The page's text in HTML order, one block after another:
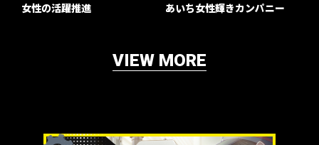
女性の活躍推進 あいち女性輝きカンパニー
VIEW MORE